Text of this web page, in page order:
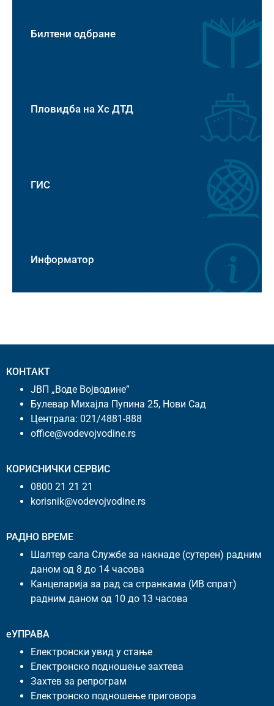
Билтени одбране
Пловидба на Хс ДТД
ГИС
Информатор
КОНТАКТ
ЈВП „Воде Војводине”
Булевар Михајла Пупина 25, Нови Сад
Централа: 021/4881-888
office@vodevojvodine.rs
КОРИСНИЧКИ СЕРВИС
0800 21 21 21
korisnik@vodevojvodine.rs
РАДНО ВРЕМЕ
Шалтер сала Службе за накнаде (сутерен) радним
даном од 8 до 14 часова
Канцеларија за рад са странкама (ИВ спрат)
радним даном од 10 до 13 часова
еУПРАВА
Електронски увид у стање
Електронско подношење захтева
Захтев за репрограм
Електронско подношење приговора